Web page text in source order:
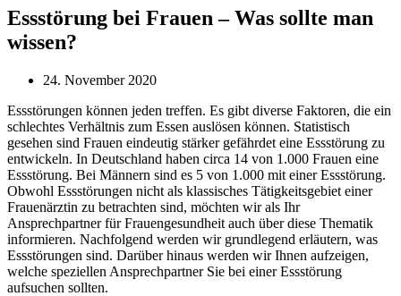
Essstörung bei Frauen – Was sollte man
wissen?
24. November 2020
Essstörungen können jeden treffen. Es gibt diverse Faktoren, die ein
schlechtes Verhältnis zum Essen auslösen können. Statistisch
gesehen sind Frauen eindeutig stärker gefährdet eine Essstörung zu
entwickeln. In Deutschland haben circa 14 von 1.000 Frauen eine
Essstörung. Bei Männern sind es 5 von 1.000 mit einer Essstörung.
Obwohl Essstörungen nicht als klassisches Tätigkeitsgebiet einer
Frauenärztin zu betrachten sind, möchten wir als Ihr
Ansprechpartner für Frauengesundheit auch über diese Thematik
informieren. Nachfolgend werden wir grundlegend erläutern, was
Essstörungen sind. Darüber hinaus werden wir Ihnen aufzeigen,
welche speziellen Ansprechpartner Sie bei einer Essstörung
aufsuchen sollten.